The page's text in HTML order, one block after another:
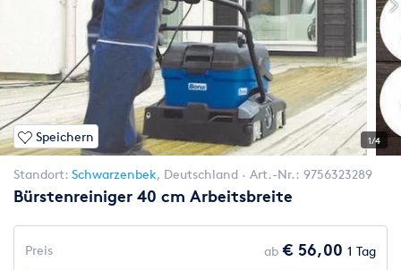
Speichern 1/4
Standort: Schwarzenbek, Deutschland Art.-Nr.: 9756323289
Bürstenreiniger 40 cm Arbeitsbreite
Preis ab € 56,00 1 Tag